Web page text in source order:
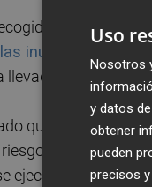
la petición
inundaciones del
a cabo en la
que el Gobierno
en caso de
ejecutarán desde
Uso
Nosotros
y datos
obtener
pueden
precisos